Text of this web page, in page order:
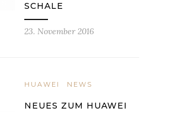
SCHALE
23. November 2016
HUAWEI NEWS
NEUES ZUM HUAWEI